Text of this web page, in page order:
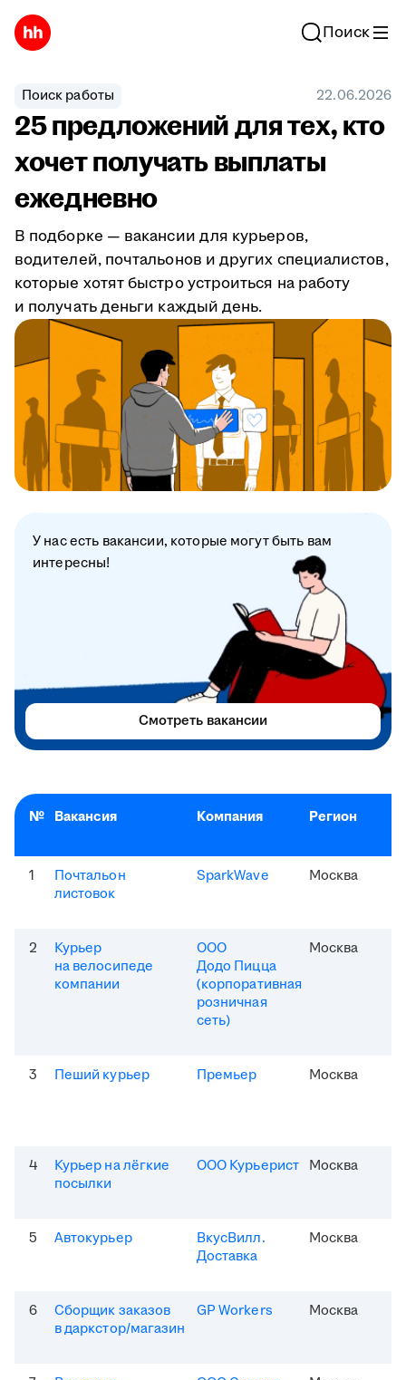
Поиск
Поиск работы 22.06.2026
25 предложений для тех, кто
хочет получать выплаты
ежедневно
В подборке — вакансии для курьеров,
водителей, почтальонов и других специалистов,
которые хотят быстро устроиться на работу
и получать деньги каждый день.
№ Вакансия Компания Регион
1
Почтальон
листовок
SparkWave Москва
2
Курьер
на велосипеде
компании
ООО
Додо Пицца
(корпоративная
розничная
сеть)
Москва
3 Пеший курьер Премьер Москва
4
Курьер на лёгкие
посылки
ООО Курьерист Москва
5 Автокурьер
ВкусВилл.
Доставка
Москва
6
Сборщик заказов
в даркстор/магазин
GP Workers Москва
У нас есть вакансии, которые могут быть вам
интересны!
Смотреть вакансии